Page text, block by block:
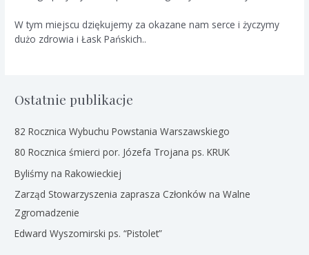
W tym miejscu dziękujemy za okazane nam serce i życzymy
dużo zdrowia i Łask Pańskich..
Ostatnie publikacje
82 Rocznica Wybuchu Powstania Warszawskiego
80 Rocznica śmierci por. Józefa Trojana ps. KRUK
Byliśmy na Rakowieckiej
Zarząd Stowarzyszenia zaprasza Członków na Walne
Zgromadzenie
Edward Wyszomirski ps. “Pistolet”